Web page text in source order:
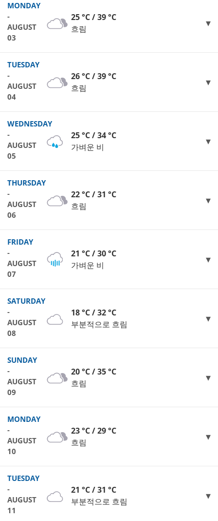
MONDAY
-
AUGUST
03
25 °C / 39 °C
흐림
TUESDAY
-
AUGUST
04
26 °C / 39 °C
흐림
WEDNESDAY
-
AUGUST
05
25 °C / 34 °C
가벼운 비
THURSDAY
-
AUGUST
06
22 °C / 31 °C
흐림
FRIDAY
-
AUGUST
07
21 °C / 30 °C
가벼운 비
SATURDAY
-
AUGUST
08
18 °C / 32 °C
부분적으로 흐림
SUNDAY
-
AUGUST
09
20 °C / 35 °C
흐림
MONDAY
-
AUGUST
10
23 °C / 29 °C
흐림
TUESDAY
-
AUGUST
11
21 °C / 31 °C
부분적으로 흐림